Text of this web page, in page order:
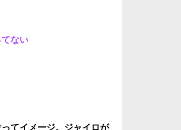
ない
てイメージ。ジャイロが